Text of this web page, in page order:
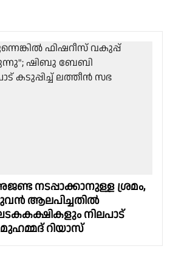
നടപ്പാക്കാനുള്ള ശ്രമം,
ആലപിച്ചതില്‍
നിലപാട്
റിയാസ്